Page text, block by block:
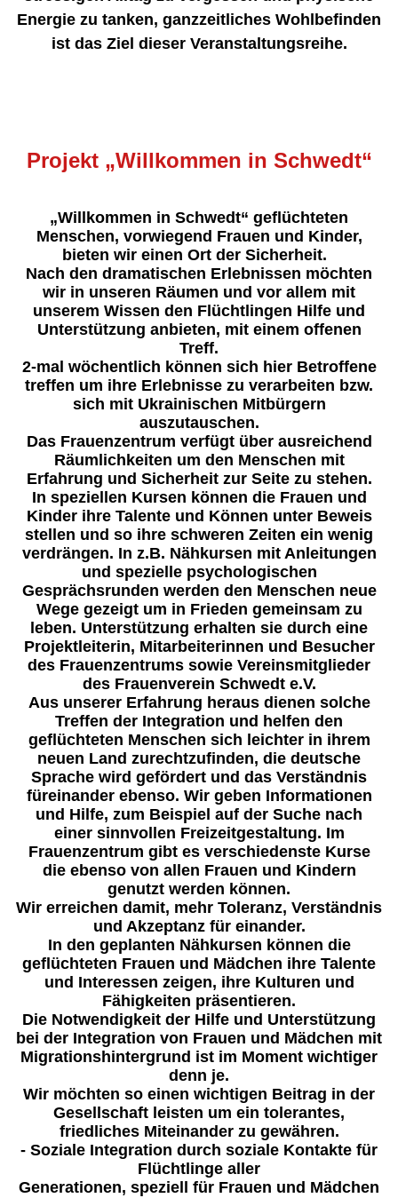
Energie zu tanken, ganzzeitliches Wohlbefinden
ist das Ziel dieser Veranstaltungsreihe.
Projekt „Willkommen in Schwedt“
„Willkommen in Schwedt“ geflüchteten
Menschen, vorwiegend Frauen und Kinder,
bieten wir einen Ort der Sicherheit.
Nach den dramatischen Erlebnissen möchten
wir in unseren Räumen und vor allem mit
unserem Wissen den Flüchtlingen Hilfe und
Unterstützung anbieten, mit einem offenen
Treff.
2-mal wöchentlich können sich hier Betroffene
treffen um ihre Erlebnisse zu verarbeiten bzw.
sich mit Ukrainischen Mitbürgern
auszutauschen.
Das Frauenzentrum verfügt über ausreichend
Räumlichkeiten um den Menschen mit
Erfahrung und Sicherheit zur Seite zu stehen.
In speziellen Kursen können die Frauen und
Kinder ihre Talente und Können unter Beweis
stellen und so ihre schweren Zeiten ein wenig
verdrängen. In z.B. Nähkursen mit Anleitungen
und spezielle psychologischen
Gesprächsrunden werden den Menschen neue
Wege gezeigt um in Frieden gemeinsam zu
leben. Unterstützung erhalten sie durch eine
Projektleiterin, Mitarbeiterinnen und Besucher
des Frauenzentrums sowie Vereinsmitglieder
des Frauenverein Schwedt e.V.
Aus unserer Erfahrung heraus dienen solche
Treffen der Integration und helfen den
geflüchteten Menschen sich leichter in ihrem
neuen Land zurechtzufinden, die deutsche
Sprache wird gefördert und das Verständnis
füreinander ebenso. Wir geben Informationen
und Hilfe, zum Beispiel auf der Suche nach
einer sinnvollen Freizeitgestaltung. Im
Frauenzentrum gibt es verschiedenste Kurse
die ebenso von allen Frauen und Kindern
genutzt werden können.
Wir erreichen damit, mehr Toleranz, Verständnis
und Akzeptanz für einander.
In den geplanten Nähkursen können die
geflüchteten Frauen und Mädchen ihre Talente
und Interessen zeigen, ihre Kulturen und
Fähigkeiten präsentieren.
Die Notwendigkeit der Hilfe und Unterstützung
bei der Integration von Frauen und Mädchen mit
Migrationshintergrund ist im Moment wichtiger
denn je.
Wir möchten so einen wichtigen Beitrag in der
Gesellschaft leisten um ein tolerantes,
friedliches Miteinander zu gewähren.
- Soziale Integration durch soziale Kontakte für
Flüchtlinge aller
Generationen, speziell für Frauen und Mädchen